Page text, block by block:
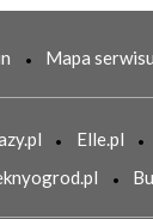
Mapa serwisu
Elle.pl